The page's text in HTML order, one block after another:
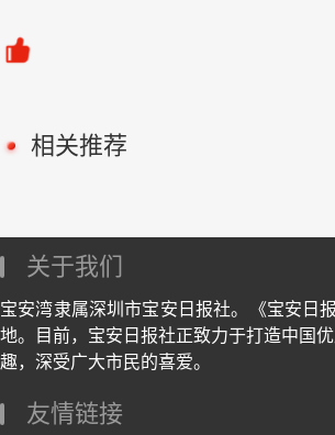
相关推荐
关于我们
宝安湾隶属深圳市宝安日报社。《宝安日
地。目前，宝安日报社正致力于打造中国
趣，深受广大市民的喜爱。
友情链接